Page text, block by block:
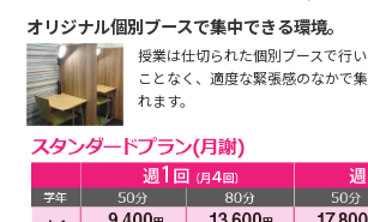
オリジナル個別ブースで集中できる環境。
授業は仕切られた個別ブースで行
ことなく、適度な緊張感のなかで
れます。